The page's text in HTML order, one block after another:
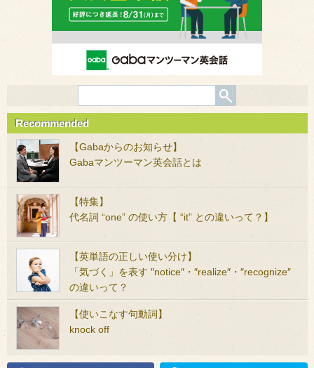
Recommended
【Gabaからのお知らせ】
Gabaマンツーマン英会話とは
【特集】
代名詞 “one” の使い方【 “it” との違いって？】
【英単語の正しい使い分け】
「気づく」を表す ″notice″・″realize″・″recognize″
の違いって？
【使いこなす句動詞】
knock off